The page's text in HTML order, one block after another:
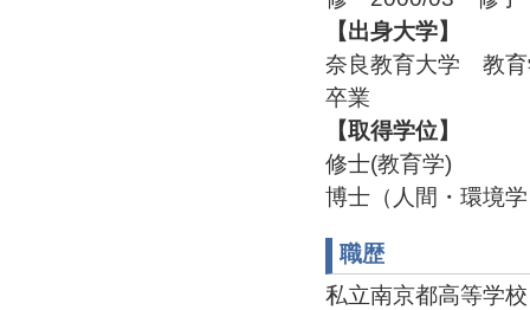
【出身大学】
奈良教育大学 教
卒業
【取得学位】
修士(教育学)
博士（人間・環境
職歴
私立南京都高等学